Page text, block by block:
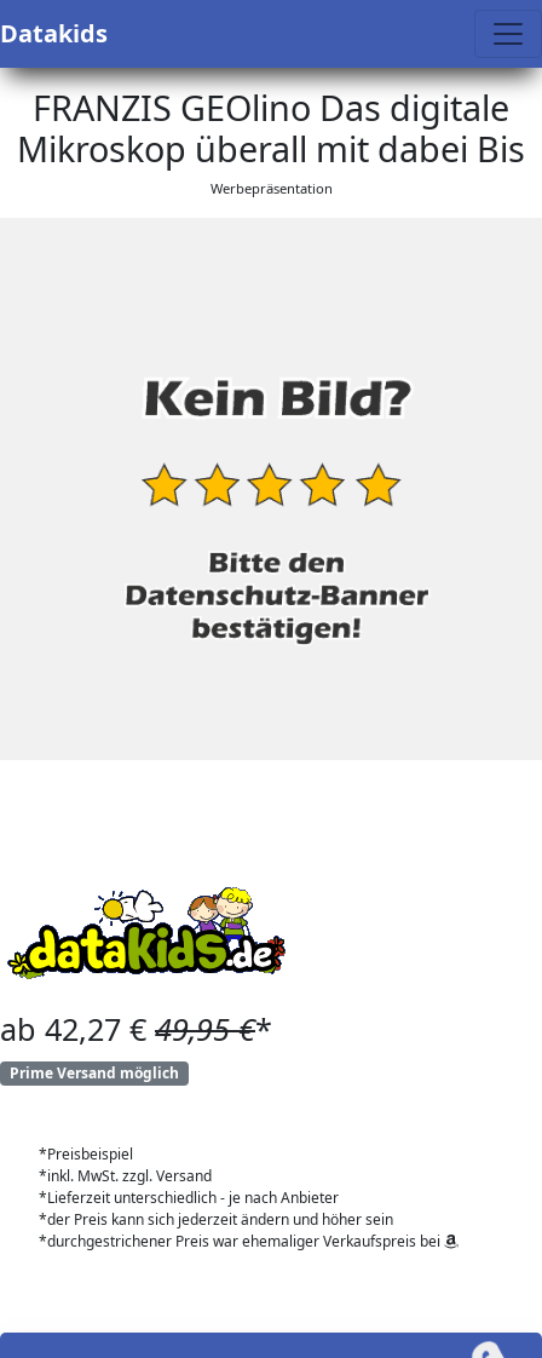
Datakids
FRANZIS GEOlino Das digitale
Mikroskop überall mit dabei Bis
Werbepräsentation
ab 42,27 € 49,95 €*
Prime Versand möglich
*Preisbeispiel
*inkl. MwSt. zzgl. Versand
*Lieferzeit unterschiedlich - je nach Anbieter
*der Preis kann sich jederzeit ändern und höher sein
*durchgestrichener Preis war ehemaliger Verkaufspreis bei